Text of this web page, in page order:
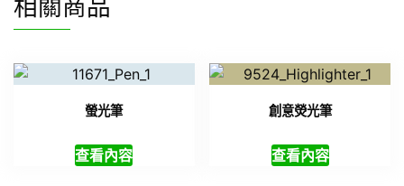
相關商品
螢光筆
查看內容
創意熒光筆
查看內容